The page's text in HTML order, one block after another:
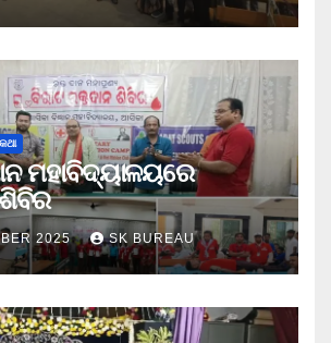
ମହାବିଦ୍ୟାଳୟରେ
2025 SK BUREAU